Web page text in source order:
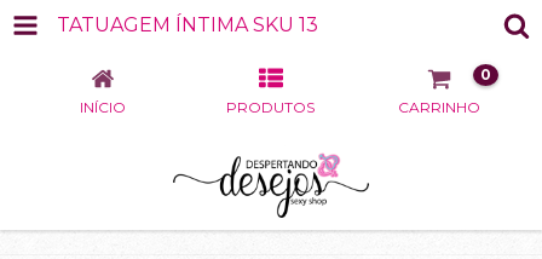
TATUAGEM ÍNTIMA SKU 13
INÍCIO PRODUTOS CARRINHO
0